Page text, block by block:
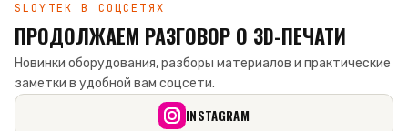
SLOYTEK В СОЦСЕТЯХ
ПРОДОЛЖАЕМ РАЗГОВОР О 3D-ПЕЧАТИ
Новинки оборудования, разборы материалов и практические
заметки в удобной вам соцсети.
INSTAGRAM